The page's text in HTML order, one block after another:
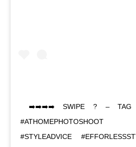
➡️➡️➡️➡️ SWIPE ? –
#STYLEADVICE